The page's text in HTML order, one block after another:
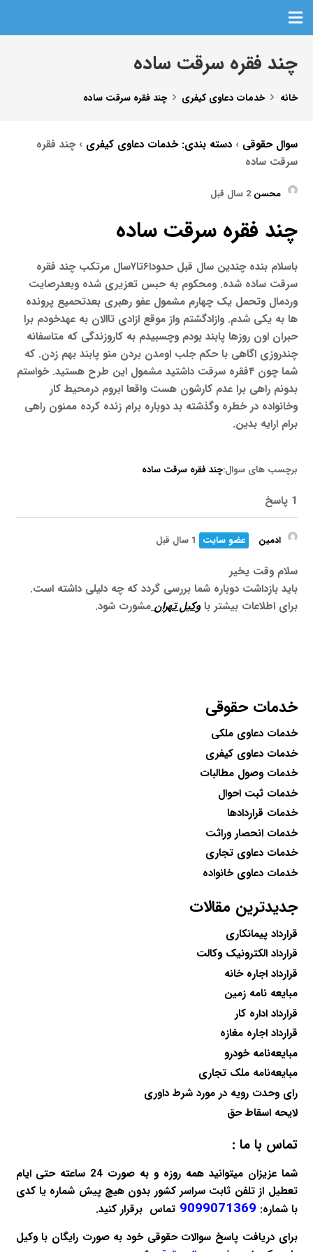
چند فقره سرقت ساده
خانه خدمات دعاوی کیفری چند فقره سرقت ساده
سوال حقوقی ›دسته بندی: خدمات دعاوی کیفری ›چند فقره
سرقت ساده
محسن 2 سال قبل
چند فقره سرقت ساده
باسلام بنده چندین سال قبل حدودا۶تا۷سال مرتکب چند فقره
سرقت ساده شده. ومحکوم به حبس تعزیری شده وبعدرصایت
وردمال وتحمل یک چهارم مشمول عفو رهبری بعدتحمیع پرونده
ها به یکی شدم. وازادگشتم واز موقع ازادی تاالان به عهدخودم برا
حبران اون روزها پابند بودم وچسبیدم به کاروزندگی که متاسفانه
چندروزی اگاهی با حکم جلب اومدن بردن منو پابند بهم زدن. که
شما چون ۴فقره سرقت داشتید مشمول این طرح هستید. خواستم
بدونم راهی برا عدم کارشون هست واقعا ابروم درمحیط کار
وخانواده در خطره وگذشته بد دوباره برام زنده کرده ممنون راهی
برام ارایه بدین.
برچسب های سوال:چند فقره سرقت ساده
1 پاسخ
ادمین عضو سایت
سلام وقت یخیر
باید بازداشت دوباره شما بررسی گردد که چه دلیلی داشته است.
برای اطلاعات بیشتر باوکیل تهران مشورت شود.
خدمات حقوقی
خدمات دعاوی ملکی
خدمات دعاوی کیفری
خدمات وصول مطالبات
خدمات ثبت احوال
خدمات قراردادها
خدمات انحصار وراثت
خدمات دعاوی تجاری
خدمات دعاوی خانواده
جدیدترین مقالات
قرارداد پیمانکاری
قرارداد الکترونیک وکالت
قرارداد اجاره خانه
مبایعه نامه زمین
قرارداد اداره کار
قرارداد اجاره مغازه
مبایعه‌نامه خودرو
مبایعه‌نامه ملک تجاری
رای وحدت رویه در مورد شرط داوری
لایحه اسقاط حق
تماس با ما :
شما عزیزان میتوانید همه روزه و به صورت 24 ساعته حتی ایام
تعطیل از تلفن ثابت سراسر کشور بدون هیچ پیش شماره یا کدی
با شماره: 9099071369 تماس برقرار کنید.
برای دریافت پاسخ سوالات حقوقی خود به صورت رایگان با وکیل